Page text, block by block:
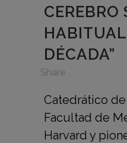
CEREBRO
DÉCADA”
Share
Catedrático
Facultad de
Harvard y